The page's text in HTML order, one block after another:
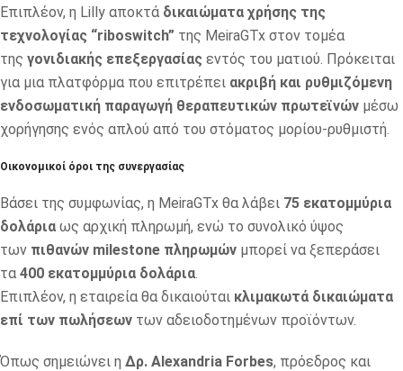
Επιπλέον, η Lilly αποκτά δικαιώματα χρήσης της
τεχνολογίας “riboswitch” της MeiraGTx στον τομέα
της γονιδιακής επεξεργασίας εντός του ματιού. Πρόκειται
για μια πλατφόρμα που επιτρέπει ακριβή και ρυθμιζόμενη
ενδοσωματική παραγωγή θεραπευτικών πρωτεϊνών μέσω
χορήγησης ενός απλού από του στόματος μορίου-ρυθμιστή.
Οικονομικοί όροι της συνεργασίας
Βάσει της συμφωνίας, η MeiraGTx θα λάβει 75 εκατομμύρια
δολάρια ως αρχική πληρωμή, ενώ το συνολικό ύψος
των πιθανών milestone πληρωμών μπορεί να ξεπεράσει
τα 400 εκατομμύρια δολάρια
Επιπλέον, η εταιρεία θα δικαιούται κλιμακωτά δικαιώματα
επί των πωλήσεων των αδειοδοτημένων προϊόντων.
Όπως σημειώνει η Δρ. Alexandria Forbes, πρόεδρος και